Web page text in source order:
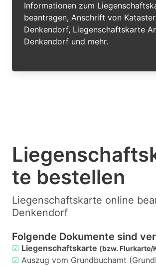
Informationen zum
beantragen, Anschrift von
Denkendorf, Liegenschaftskarte
Denkendorf und mehr.
te bestellen
Liegenschaftskarte online
Denkendorf
Folgende Dokumente sind
☑ Liegenschaftskarte (bzw. Flurkarte/
☑ Auszug vom Grundbuchamt